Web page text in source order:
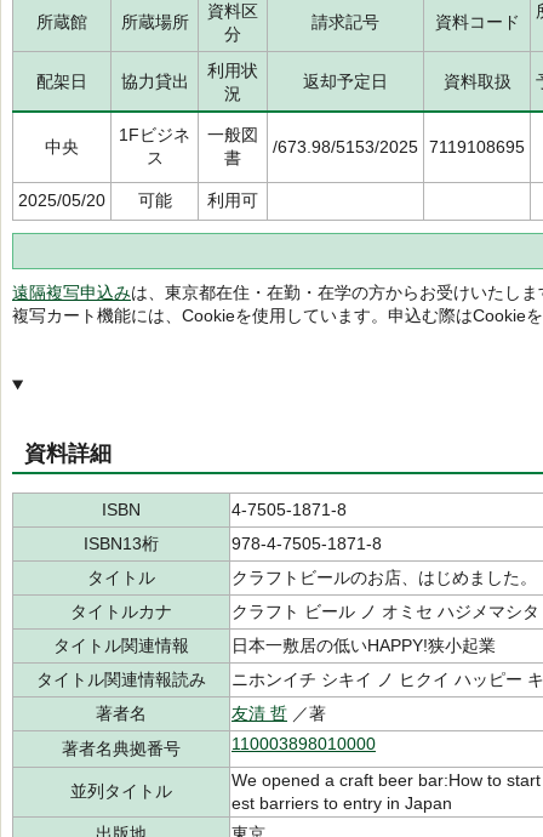
所蔵館 所蔵場所
資料区
分
請求記号 資料コード
配架日 協力貸出
利用状
況
返却予定日 資料取扱
中央
1Fビジネ
ス
一般図
書
/673.98/5153/2025 7119108695
2025/05/20 可能 利用可
遠隔複写申込みは、東京都在住・在勤・在学の方からお受けいたしま
複写カート機能には、Cookieを使用しています。申込む際はCookie
資料詳細
ISBN
4-7505-1871-8
ISBN13桁
978-4-7505-1871-8
タイトル
クラフトビールのお店、はじめました。
タイトルカナ
クラフト ビール ノ オミセ ハジメマシタ
タイトル関連情報
日本一敷居の低いHAPPY!狭小起業
タイトル関連情報読み
ニホンイチ シキイ ノ ヒクイ ハッピー
著者名
友清 哲 ／著
著者名典拠番号
110003898010000
並列タイトル
We opened a craft beer bar:How to
est barriers to entry in Japan